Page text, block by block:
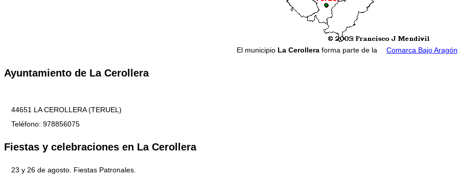
El municipio La Cerollera forma parte de la Comarca Bajo Aragón
Ayuntamiento de La Cerollera
44651 LA CEROLLERA (TERUEL)
Teléfono: 978856075
Fiestas y celebraciones en La Cerollera
23 y 26 de agosto. Fiestas Patronales.